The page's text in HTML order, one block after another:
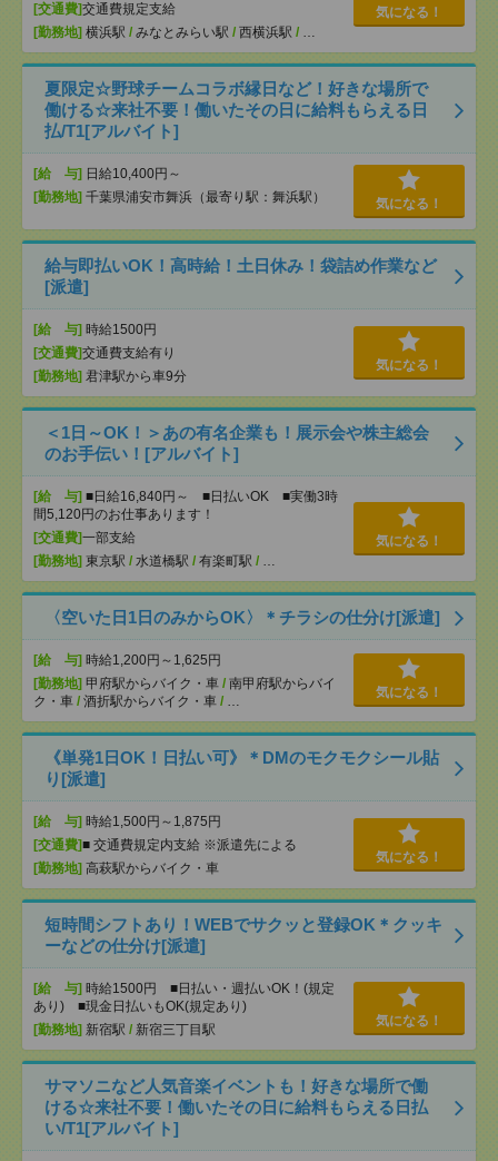
[交通費]交通費規定支給
[勤務地] 横浜駅 / みなとみらい駅 / 西横浜駅 / …
気になる！
夏限定☆野球チームコラボ縁日など！好きな場所で
働ける☆来社不要！働いたその日に給料もらえる日
払/T1[アルバイト]
[給 与] 日給10,400円～
[勤務地] 千葉県浦安市舞浜（最寄り駅：舞浜駅） 気になる！
給与即払いOK！高時給！土日休み！袋詰め作業など
[派遣]
[給 与] 時給1500円
[交通費]交通費支給有り
[勤務地] 君津駅から車9分
気になる！
＜1日～OK！＞あの有名企業も！展示会や株主総会
のお手伝い！[アルバイト]
[給 与] ■日給16,840円～ ■日払いOK ■実働3時
間5,120円のお仕事あります！
[交通費]一部支給
[勤務地] 東京駅 / 水道橋駅 / 有楽町駅 / …
気になる！
〈空いた日1日のみからOK〉＊チラシの仕分け[派遣]
[給 与] 時給1,200円～1,625円
[勤務地] 甲府駅からバイク・車 / 南甲府駅からバイ
ク・車 / 酒折駅からバイク・車 / …
気になる！
《単発1日OK！日払い可》＊DMのモクモクシール貼
り[派遣]
[給 与] 時給1,500円～1,875円
[交通費]■ 交通費規定内支給 ※派遣先による
[勤務地] 高萩駅からバイク・車
気になる！
短時間シフトあり！WEBでサクッと登録OK＊クッキ
ーなどの仕分け[派遣]
[給 与] 時給1500円 ■日払い・週払いOK！(規定
あり) ■現金日払いもOK(規定あり)
[勤務地] 新宿駅 / 新宿三丁目駅
気になる！
サマソニなど人気音楽イベントも！好きな場所で働
ける☆来社不要！働いたその日に給料もらえる日払
い/T1[アルバイト]